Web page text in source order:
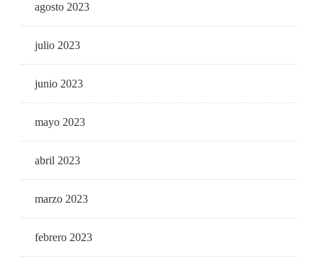
agosto 2023
julio 2023
junio 2023
mayo 2023
abril 2023
marzo 2023
febrero 2023